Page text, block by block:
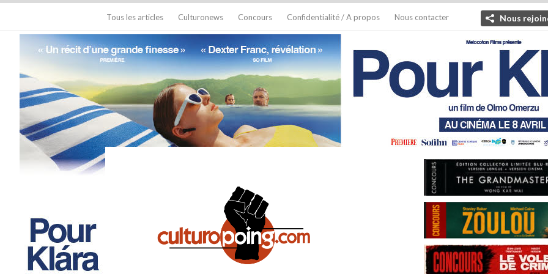
Tous les articles Culturonews Concours Confidentialité / A propos Nous contacter Nous